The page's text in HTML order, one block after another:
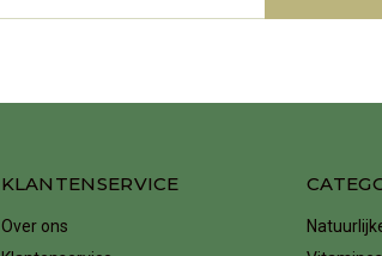
KLANTENSERVICE
Over ons